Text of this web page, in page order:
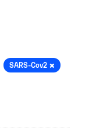
SARS-Cov2